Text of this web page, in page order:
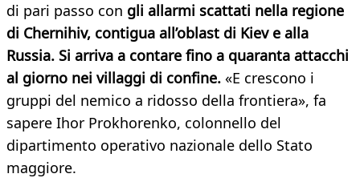
di pari passo con gli allarmi scattati nella regione
di Chernihiv, contigua all’oblast di Kiev e alla
Russia. Si arriva a contare fino a quaranta attacchi
al giorno nei villaggi di confine. «E crescono i
gruppi del nemico a ridosso della frontiera», fa
sapere Ihor Prokhorenko, colonnello del
dipartimento operativo nazionale dello Stato
maggiore.